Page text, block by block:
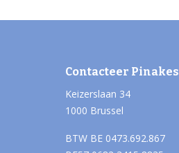
Contacteer Pinakes
Keizerslaan 34
1000 Brussel
BTW BE 0473.692.867